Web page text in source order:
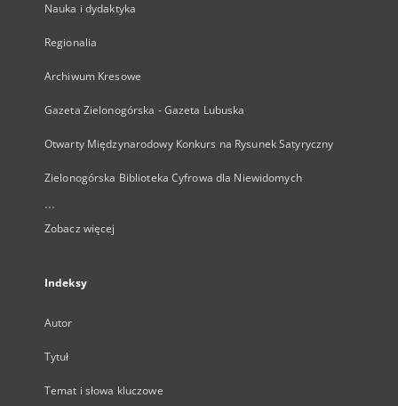
Nauka i dydaktyka
Regionalia
Archiwum Kresowe
Gazeta Zielonogórska - Gazeta Lubuska
Otwarty Międzynarodowy Konkurs na Rysunek Satyryczny
Zielonogórska Biblioteka Cyfrowa dla Niewidomych
...
Zobacz więcej
Indeksy
Autor
Tytuł
Temat i słowa kluczowe